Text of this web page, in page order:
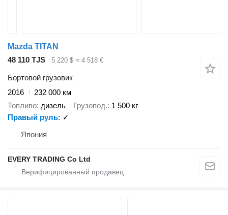
Mazda TITAN
48 110 TJS
5 220 $ ≈ 4 518 €
Бортовой грузовик
2016
232 000 км
Топливо дизель Грузопод. 1 500 кг
Правый руль
✓
Япония
EVERY TRADING Co Ltd